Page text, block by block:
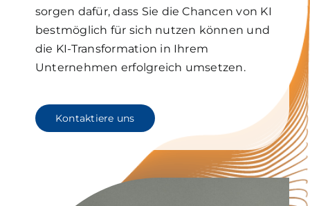
sorgen dafür, dass Sie die Chancen von KI
bestmöglich für sich nutzen können und
die KI-Transformation in Ihrem
Unternehmen erfolgreich umsetzen.
Kontaktiere uns